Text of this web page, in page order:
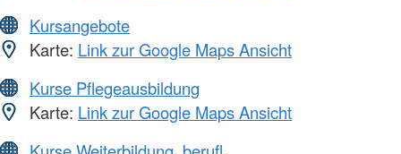
Kursangebote
Karte: Link zur Google Maps Ansicht
Kurse Pflegeausbildung
Karte: Link zur Google Maps Ansicht